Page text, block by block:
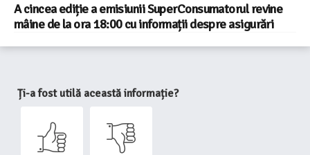
A cincea ediție a emisiunii SuperConsumatorul revine
mâine de la ora 18:00 cu informații despre asigurări
Ți-a fost utilă această informație?